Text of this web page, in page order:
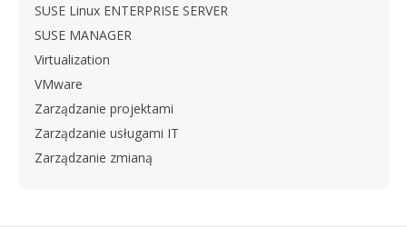
SUSE Linux ENTERPRISE SERVER
SUSE MANAGER
Virtualization
VMware
Zarządzanie projektami
Zarządzanie usługami IT
Zarządzanie zmianą